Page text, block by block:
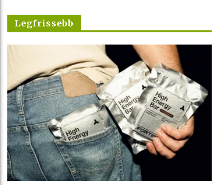
Legfrissebb